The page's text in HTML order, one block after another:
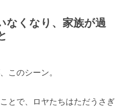
くなり、家族が過
このシーン。
とで、ロヤたちはただうさぎ